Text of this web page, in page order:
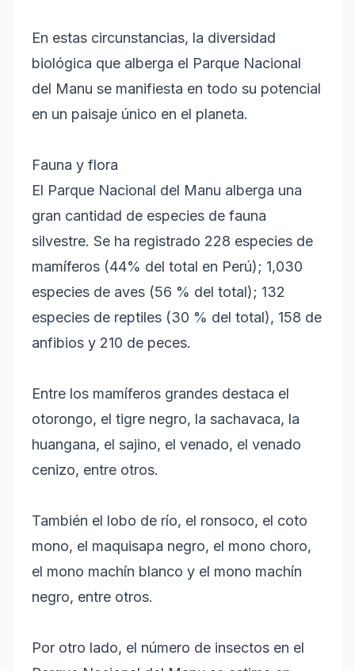
En estas circunstancias, la diversidad
biológica que alberga el Parque Nacional
del Manu se manifiesta en todo su potencial
en un paisaje único en el planeta.
Fauna y flora
El Parque Nacional del Manu alberga una
gran cantidad de especies de fauna
silvestre. Se ha registrado 228 especies de
mamíferos (44% del total en Perú); 1,030
especies de aves (56 % del total); 132
especies de reptiles (30 % del total), 158 de
anfibios y 210 de peces.
Entre los mamíferos grandes destaca el
otorongo, el tigre negro, la sachavaca, la
huangana, el sajino, el venado, el venado
cenizo, entre otros.
También el lobo de río, el ronsoco, el coto
mono, el maquisapa negro, el mono choro,
el mono machín blanco y el mono machín
negro, entre otros.
Por otro lado, el número de insectos en el